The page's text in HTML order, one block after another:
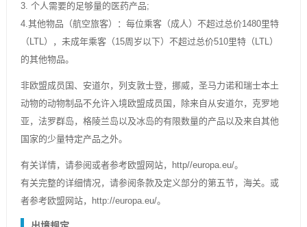
3. 个人需要的足够量的医药产品;
4.其他物品（航空旅客）：每位乘客（成人）不超过总价1480里特
（LTL），未成年乘客（15周岁以下）不超过总价510里特（LTL）
的其他物品。
非欧盟成员国、安道尔，列支敦士登，挪威，圣马力诺和瑞士本土
动物的动物制品不允许入境欧盟成员国，除来自从安道尔，克罗地
亚，法罗群岛，格陵兰岛以及冰岛的有限数量的产品以及来自其他
国家的少量特定产品之外。
有关详情，请参阅或者参考欧盟网站，http//europa.eu/。
有关完整的详细情况，请参阅条款及定义部分的第五节，海关。或
者参考欧盟网站，http://europa.eu/。